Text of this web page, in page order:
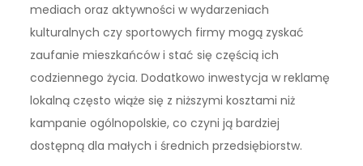
mediach oraz aktywności w wydarzeniach
kulturalnych czy sportowych firmy mogą zyskać
zaufanie mieszkańców i stać się częścią ich
codziennego życia. Dodatkowo inwestycja w reklamę
lokalną często wiąże się z niższymi kosztami niż
kampanie ogólnopolskie, co czyni ją bardziej
dostępną dla małych i średnich przedsiębiorstw.